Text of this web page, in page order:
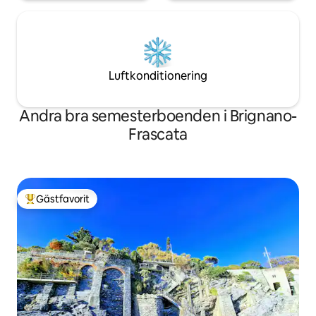
Luftkonditionering
Andra bra semesterboenden i Brignano-
Frascata
Populär gästfavorit
Gästfavorit